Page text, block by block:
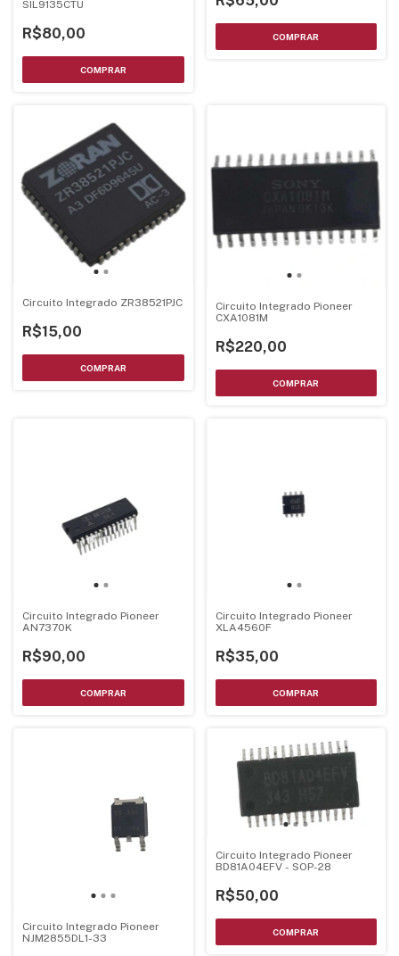
SIL9135CTU
R$80,00
Circuito Integrado ZR38521PJC
R$15,00
Circuito Integrado Pioneer
CXA1081M
R$220,00
Circuito Integrado Pioneer
AN7370K
R$90,00
Circuito Integrado Pioneer
XLA4560F
R$35,00
Circuito Integrado Pioneer
NJM2855DL1-33
Circuito Integrado Pioneer
BD81A04EFV - SOP-28
R$50,00